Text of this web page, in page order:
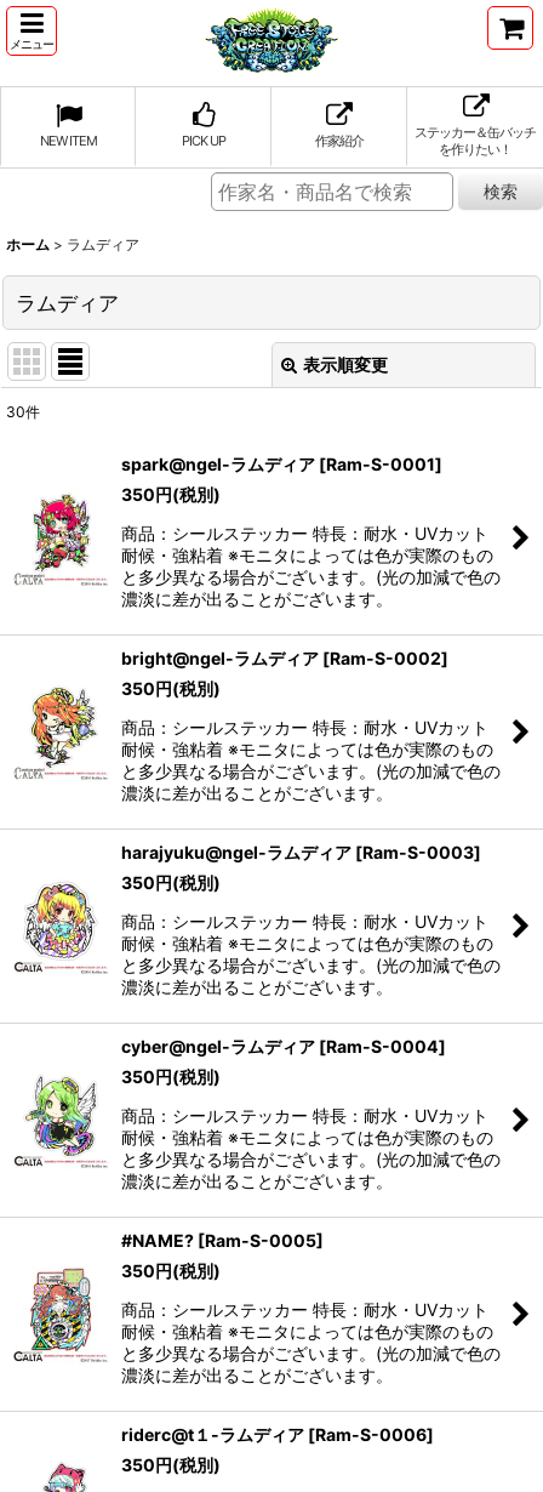
メニュー
NEW ITEM PICK UP 作家紹介
ステッカー＆缶バッチ
を作りたい！
ホーム > ラムディア
ラムディア
表示順変更
並び順:
絞り込む
30件
spark@ngel-ラムディア [Ram-S-0001]
350円(税別)
商品：シールステッカー 特長：耐水・UVカット
耐候・強粘着 ※モニタによっては色が実際のもの
と多少異なる場合がございます。(光の加減で色の
濃淡に差が出ることがございます。
bright@ngel-ラムディア [Ram-S-0002]
350円(税別)
商品：シールステッカー 特長：耐水・UVカット
耐候・強粘着 ※モニタによっては色が実際のもの
と多少異なる場合がございます。(光の加減で色の
濃淡に差が出ることがございます。
harajyuku@ngel-ラムディア [Ram-S-0003]
350円(税別)
商品：シールステッカー 特長：耐水・UVカット
耐候・強粘着 ※モニタによっては色が実際のもの
と多少異なる場合がございます。(光の加減で色の
濃淡に差が出ることがございます。
cyber@ngel-ラムディア [Ram-S-0004]
350円(税別)
商品：シールステッカー 特長：耐水・UVカット
耐候・強粘着 ※モニタによっては色が実際のもの
と多少異なる場合がございます。(光の加減で色の
濃淡に差が出ることがございます。
#NAME? [Ram-S-0005]
350円(税別)
商品：シールステッカー 特長：耐水・UVカット
耐候・強粘着 ※モニタによっては色が実際のもの
と多少異なる場合がございます。(光の加減で色の
濃淡に差が出ることがございます。
riderc@t１-ラムディア [Ram-S-0006]
350円(税別)